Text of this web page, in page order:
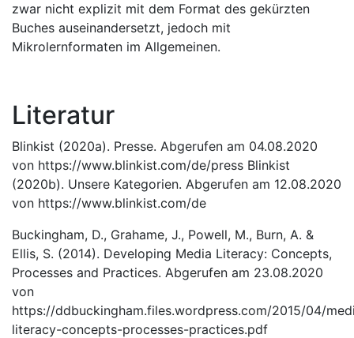
zwar nicht explizit mit dem Format des gekürzten
Buches auseinandersetzt, jedoch mit
Mikrolernformaten im Allgemeinen.
Literatur
Blinkist (2020a). Presse. Abgerufen am 04.08.2020
von https://www.blinkist.com/de/press Blinkist
(2020b). Unsere Kategorien. Abgerufen am 12.08.2020
von https://www.blinkist.com/de
Buckingham, D., Grahame, J., Powell, M., Burn, A. &
Ellis, S. (2014). Developing Media Literacy: Concepts,
Processes and Practices. Abgerufen am 23.08.2020
von
https://ddbuckingham.files.wordpress.com/2015/04/
literacy-concepts-processes-practices.pdf